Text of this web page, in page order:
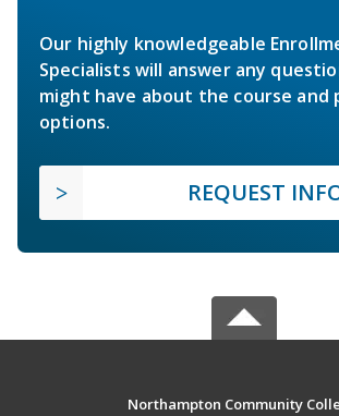
Our highly knowledgeable
Specialists will answer any
might have about the course and
options.
REQUEST
Northampton Community